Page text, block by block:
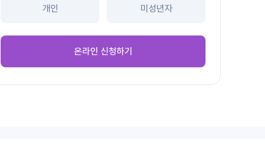
개인 미성년자
온라인 신청하기